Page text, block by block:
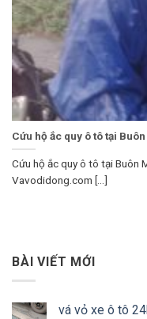
Cứu hộ ắc quy ô tô tại
Cứu hộ ắc quy ô tô tại Buôn
Vavodidong.com [...]
BÀI VIẾT MỚI
vá vỏ xe ô tô